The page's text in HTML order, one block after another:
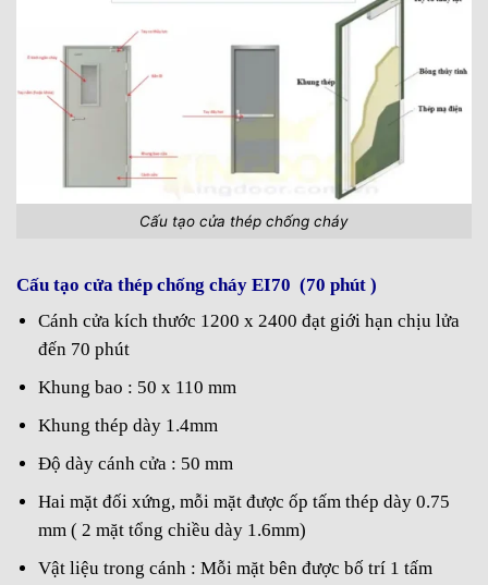
5. HỆ THỐNG SHOWROOM TRƯNG BÀY :
Cấu tạo cửa thép chống cháy
Cấu tạo cửa thép chống cháy EI70 (70 phút )
Cánh cửa kích thước 1200 x 2400 đạt giới hạn chịu lửa
đến 70 phút
Khung bao : 50 x 110 mm
Khung thép dày 1.4mm
Độ dày cánh cửa : 50 mm
Hai mặt đối xứng, mỗi mặt được ốp tấm thép dày 0.75
mm ( 2 mặt tổng chiều dày 1.6mm)
Vật liệu trong cánh : Mỗi mặt bên được bố trí 1 tấm